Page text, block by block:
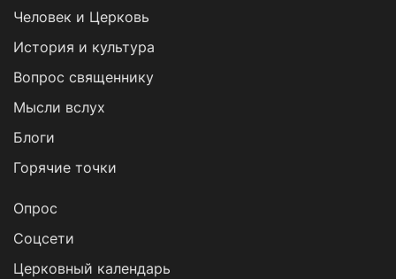
Человек и Церковь
История и культура
Вопрос священнику
Мысли вслух
Блоги
Горячие точки
Опрос
Cоцсети
Церковный календарь